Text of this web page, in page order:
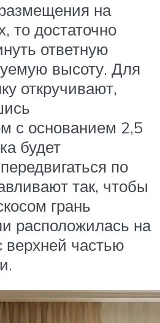
на
то достаточно
ответную
высоту. Для
откручивают,
с основанием 2,5
будет
по
так, чтобы
грань
расположилась на
верхней частью